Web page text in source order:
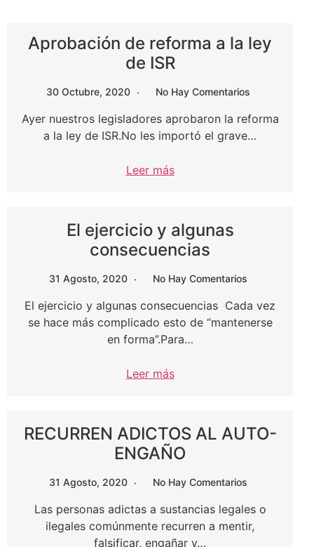
Aprobación de reforma a la ley
de ISR
30 Octubre, 2020 No Hay Comentarios
Ayer nuestros legisladores aprobaron la reforma
a la ley de ISR.No les importó el grave…
Leer más
El ejercicio y algunas
consecuencias
31 Agosto, 2020 No Hay Comentarios
El ejercicio y algunas consecuencias Cada vez
se hace más complicado esto de “mantenerse
en forma”.Para…
Leer más
RECURREN ADICTOS AL AUTO-
ENGAÑO
31 Agosto, 2020 No Hay Comentarios
Las personas adictas a sustancias legales o
ilegales comúnmente recurren a mentir,
falsificar, engañar y…